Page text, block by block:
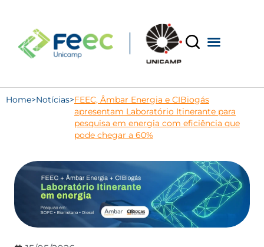
Home>Notícias>FEEC, Âmbar Energia e CIBiogás
apresentam Laboratório Itinerante para
pesquisa em energia com eficiência que
pode chegar a 60%